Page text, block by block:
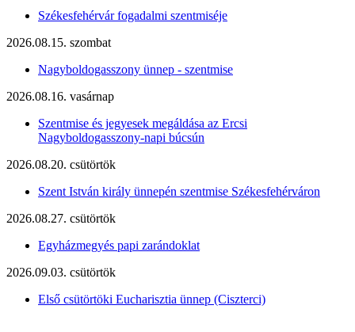
Székesfehérvár fogadalmi szentmiséje
2026.08.15. szombat
Nagyboldogasszony ünnep - szentmise
2026.08.16. vasárnap
Szentmise és jegyesek megáldása az Ercsi
Nagyboldogasszony-napi búcsún
2026.08.20. csütörtök
Szent István király ünnepén szentmise Székesfehérváron
2026.08.27. csütörtök
Egyházmegyés papi zarándoklat
2026.09.03. csütörtök
Első csütörtöki Eucharisztia ünnep (Ciszterci)